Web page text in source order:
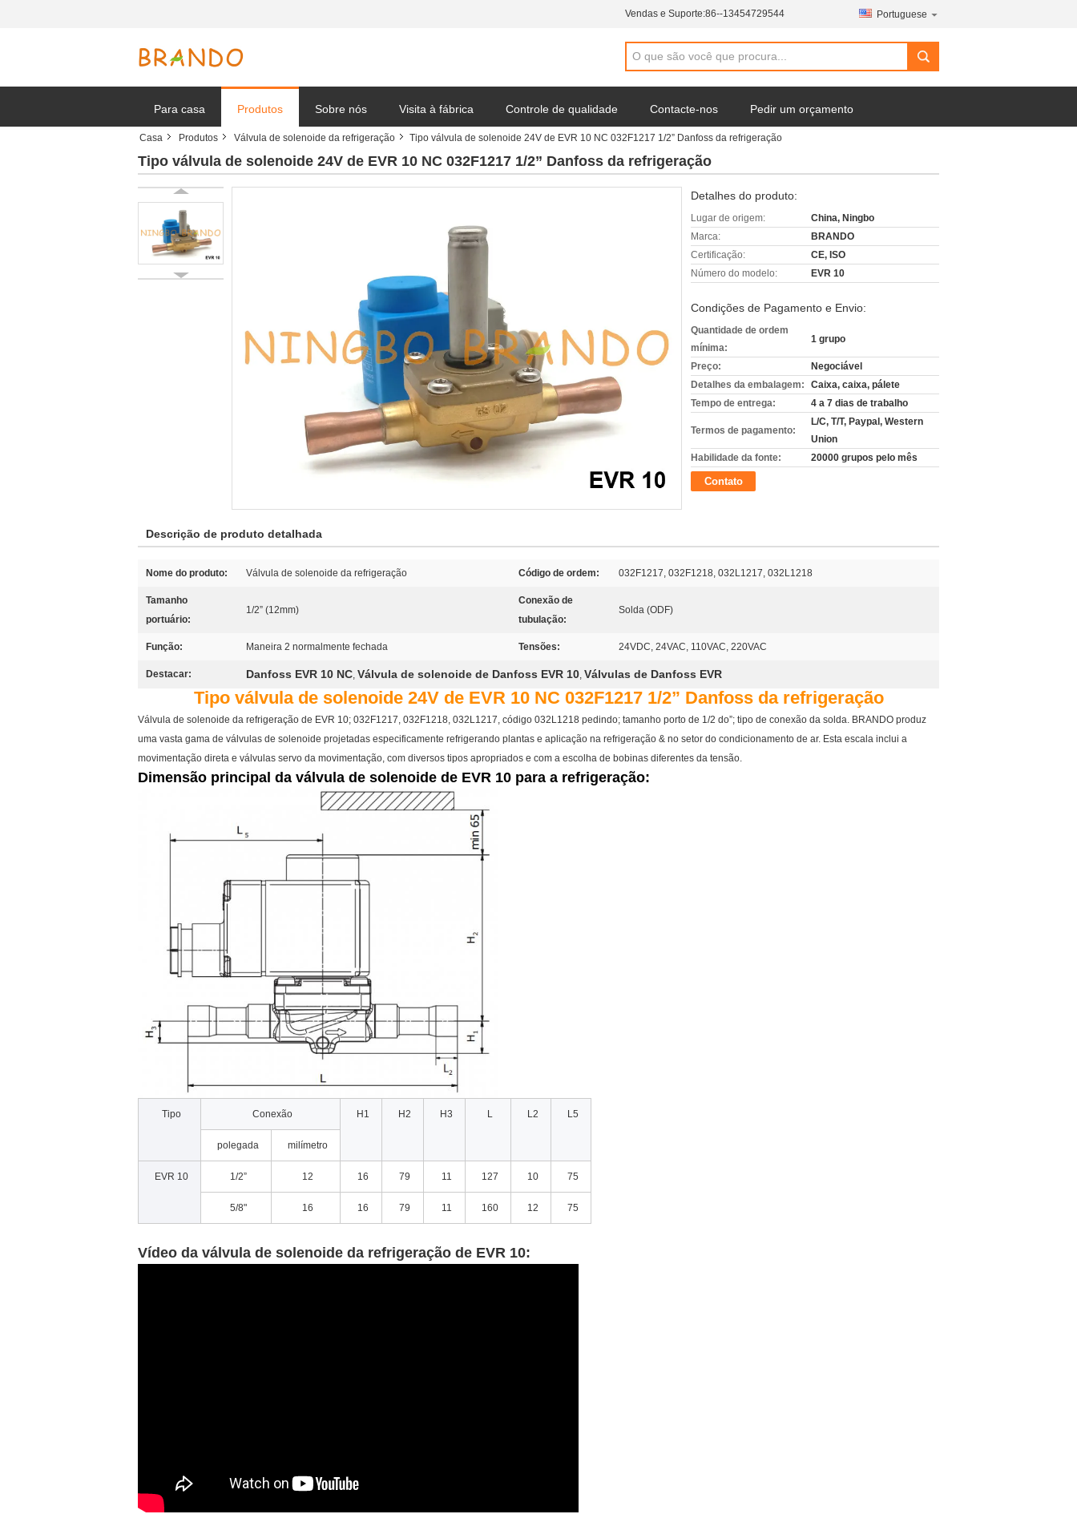
Vendas e Suporte:86--13454729544 Portuguese
Para casa Produtos Sobre nós Visita à fábrica Controle de qualidade Contacte-nos Pedir um orçamento
Notícia da empresa
Casa Produtos Válvula de solenoide da refrigeração Tipo válvula de solenoide 24V de EVR 10 NC 032F1217 1/2” Danfoss da refrigeração
Tipo válvula de solenoide 24V de EVR 10 NC 032F1217 1/2” Danfoss da refrigeração
Detalhes do produto:
Lugar de origem:
China, Ningbo
Marca:
BRANDO
Certificação:
CE, ISO
Número do modelo:
EVR 10
Condições de Pagamento e Envio:
Quantidade de ordem
mínima:
1 grupo
Preço:
Negociável
Detalhes da embalagem:
Caixa, caixa, pálete
Tempo de entrega:
4 a 7 dias de trabalho
Termos de pagamento:
L/C, T/T, Paypal, Western
Union
Habilidade da fonte:
20000 grupos pelo mês
Contato
Descrição de produto detalhada
Nome do produto: Válvula de solenoide da refrigeração Código de ordem: 032F1217, 032F1218, 032L1217, 032L1218
Tamanho
portuário:
1/2” (12mm)
Conexão de
tubulação:
Solda (ODF)
Função: Maneira 2 normalmente fechada Tensões: 24VDC, 24VAC, 110VAC, 220VAC
Destacar: Danfoss EVR 10 NC, Válvula de solenoide de Danfoss EVR 10, Válvulas de Danfoss EVR
Tipo válvula de solenoide 24V de EVR 10 NC 032F1217 1/2” Danfoss da refrigeração
Válvula de solenoide da refrigeração de EVR 10; 032F1217, 032F1218, 032L1217, código 032L1218 pedindo; tamanho porto de 1/2 do”; tipo de conexão da solda. BRANDO produz
uma vasta gama de válvulas de solenoide projetadas especificamente refrigerando plantas e aplicação na refrigeração & no setor do condicionamento de ar. Esta escala inclui a
movimentação direta e válvulas servo da movimentação, com diversos tipos apropriados e com a escolha de bobinas diferentes da tensão.
Dimensão principal da válvula de solenoide de EVR 10 para a refrigeração:
Tipo Conexão H1 H2 H3 L L2 L5
polegada milímetro
EVR 10 1/2” 12 16 79 11 127 10 75
5/8" 16 16 79 11 160 12 75
Vídeo da válvula de solenoide da refrigeração de EVR 10: